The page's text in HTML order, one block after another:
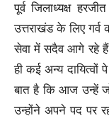
पूर्व जिलाध्यक्ष
उत्तराखंड के लिए गर्व
सेवा में सदैव आगे रहे
ही कई अन्य दायित्वों
बात है कि आज उन्हें
उन्होंने अपने पद पर